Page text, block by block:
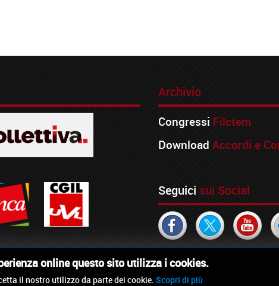
online questo sito utilizza i cookies.
il nostro utilizzo da parte dei cookie. Scopri di più
Archivio
Congressi Filctem
Download Accordi e
Seguicisui Social